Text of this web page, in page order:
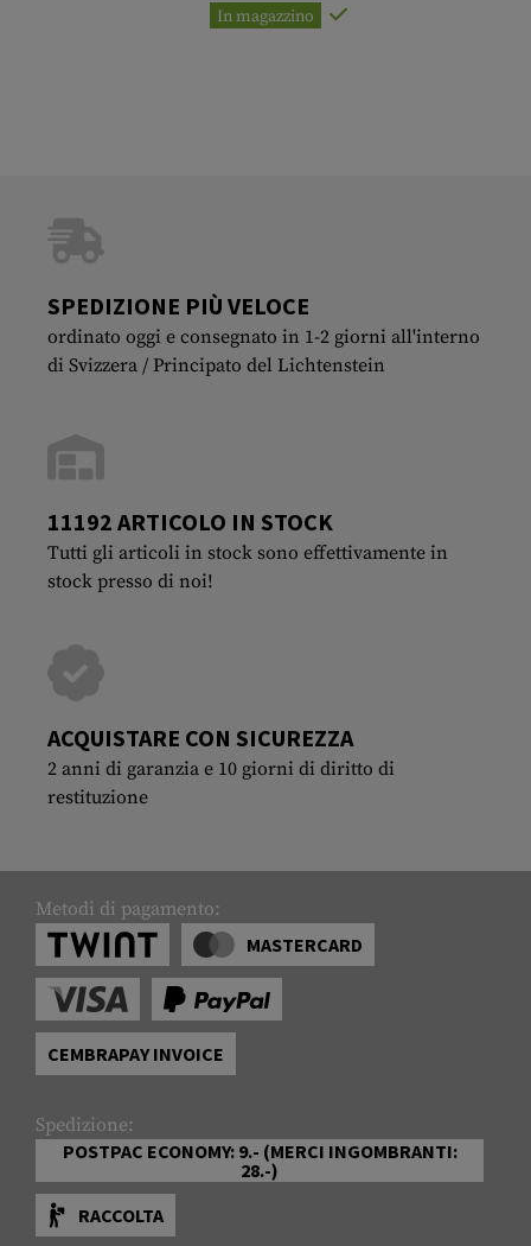
In magazzino
SPEDIZIONE PIÙ VELOCE
ordinato oggi e consegnato in 1-2 giorni all'interno
di Svizzera / Principato del Lichtenstein
11192 ARTICOLO IN STOCK
Tutti gli articoli in stock sono effettivamente in
stock presso di noi!
ACQUISTARE CON SICUREZZA
2 anni di garanzia e 10 giorni di diritto di
restituzione
Metodi di pagamento:
MASTERCARD
CEMBRAPAY INVOICE
Spedizione:
POSTPAC ECONOMY: 9.- (MERCI INGOMBRANTI:
28.-)
RACCOLTA